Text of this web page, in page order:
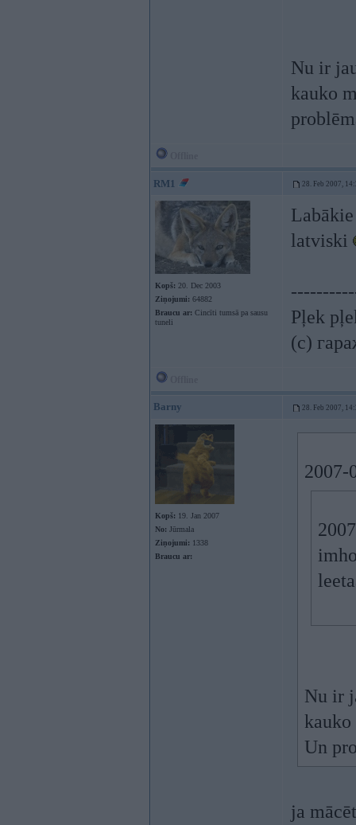
Nu ir
kauko
RM1 28. Feb 2007,
Kopš: 20. Dec 2003
Ziņojumi: 64882
Braucu ar: Cincīti tumsā pa sausu
tuneli
latviski
Pļek
(c)
Barny 28. Feb 2007,
Kopš: 19. Jan 2007
No: Jūrmala
Ziņojumi: 1338
Braucu ar:
2007-
Nu ir
Un
ja